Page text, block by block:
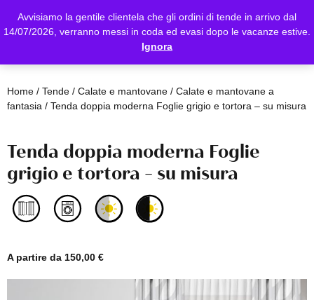
Avvisiamo la gentile clientela che gli ordini di tende in arrivo dal
14/07/2026, verranno messi in coda ed evasi dopo le vacanze estive.
Ignora
Home/ Tende/ Calate e mantovane/ Calate e mantovane a
fantasia / Tenda doppia moderna Foglie grigio e tortora – su misura
Tenda doppia moderna Foglie
grigio e tortora – su misura
A partire da 150,00 €